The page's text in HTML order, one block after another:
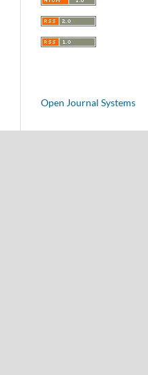
Open Journal Systems